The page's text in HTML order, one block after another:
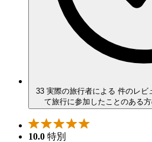
33 実際の旅行者による 件のレビ
て旅行に参加したことのある
10.0 特別